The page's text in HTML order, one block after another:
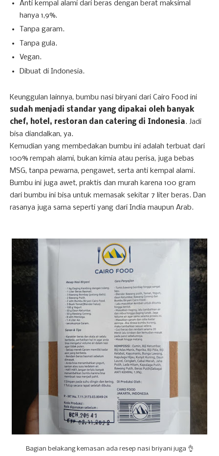
Anti kempal alami dari beras dengan berat maksimal
hanya 1,9%.
Tanpa garam.
Tanpa gula.
Vegan.
Dibuat di Indonesia.
Keunggulan lainnya, bumbu nasi biryani dari Cairo Food ini
sudah menjadi standar yang dipakai oleh banyak
chef, hotel, restoran dan catering di Indonesia. Jadi
bisa diandalkan, ya.
Kemudian yang membedakan bumbu ini adalah terbuat dari
100% rempah alami, bukan kimia atau perisa, juga bebas
MSG, tanpa pewarna, pengawet, serta anti kempal alami.
Bumbu ini juga awet, praktis dan murah karena 100 gram
dari bumbu ini bisa untuk memasak sekitar 7 liter beras. Dan
rasanya juga sama seperti yang dari India maupun Arab.
Bagian belakang kemasan ada resep nasi briyani juga 👌